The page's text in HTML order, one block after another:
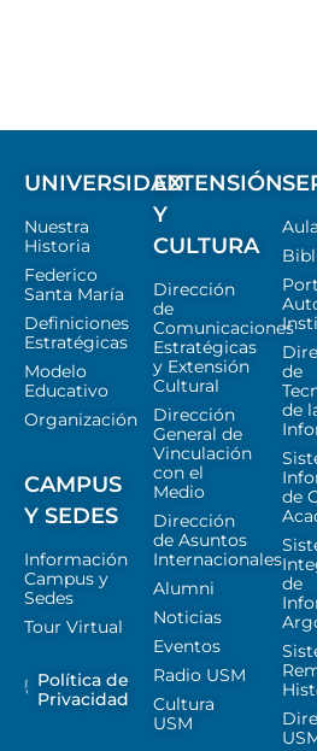
UNIVERSIDAD
Nuestra
Historia
Federico
Santa María
Definiciones
Estratégicas
Modelo
Educativo
Organización
CAMPUS
Y SEDES
Información
Campus y
Sedes
Tour Virtual
Política de
Privacidad
EXTENSIÓN
Y
CULTURA
Dirección
de
Comunicaciones
Estratégicas
y Extensión
Cultural
Dirección
General de
Vinculación
con el
Medio
Dirección
de Asuntos
Internacionales
Alumni
Noticias
Eventos
Radio USM
Cultura
USM
de
de
de
de